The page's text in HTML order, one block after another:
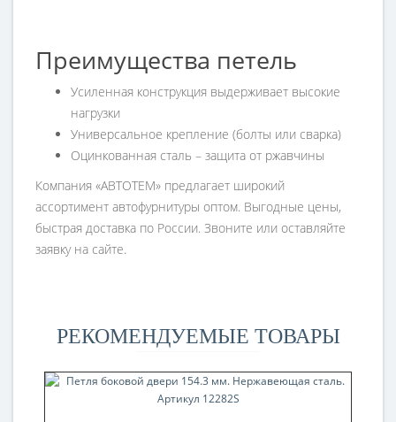
Преимущества петель
Усиленная конструкция выдерживает высокие
нагрузки
Универсальное крепление (болты или сварка)
Оцинкованная сталь – защита от ржавчины
Компания «АВТОТЕМ» предлагает широкий
ассортимент автофурнитуры оптом. Выгодные цены,
быстрая доставка по России. Звоните или оставляйте
заявку на сайте.
РЕКОМЕНДУЕМЫЕ ТОВАРЫ